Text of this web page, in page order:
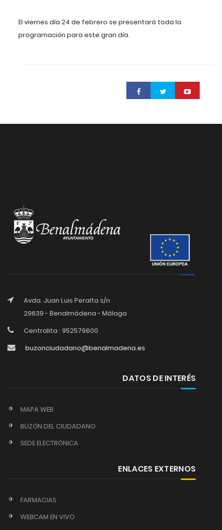
El viernes día 24 de febrero se presentará toda la
programación para este gran día.
Avda. Juan Luis Peralta s/n
29639 - Benalmádena - Málaga
Centralita : 952579800
buzonciudadano@benalmadena.es
DATOS DE INTERÉS
MAPA WEB
BUZÓN DEL CIUDADANO
SEDE ELECTRÓNICA
ENLACES EXTERNOS
FARMACIAS
WEBCAM EN VIVO